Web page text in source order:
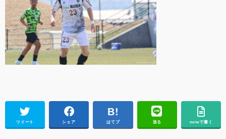
ツイート シェア はてブ 送る noteで書く